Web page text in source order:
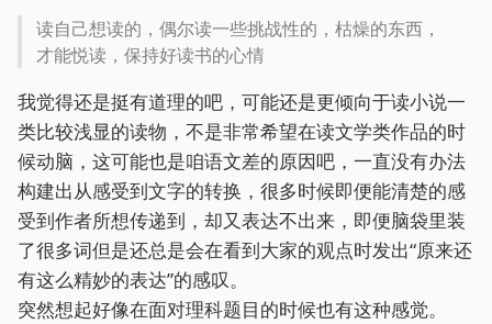
读自己想读的，偶尔读一些挑战性的，枯燥的东西，
才能悦读，保持好读书的心情
我觉得还是挺有道理的吧，可能还是更倾向于读小说一
类比较浅显的读物，不是非常希望在读文学类作品的时
候动脑，这可能也是咱语文差的原因吧，一直没有办法
构建出从感受到文字的转换，很多时候即便能清楚的感
受到作者所想传递到，却又表达不出来，即便脑袋里装
了很多词但是还总是会在看到大家的观点时发出“原来还
有这么精妙的表达”的感叹。
突然想起好像在面对理科题目的时候也有这种感觉。